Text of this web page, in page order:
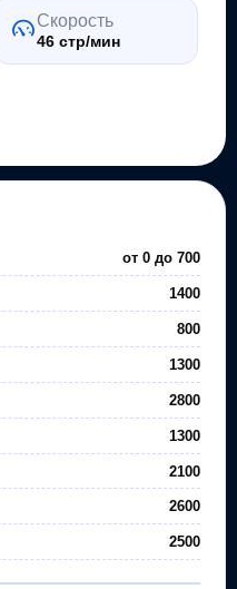
Скорость
46 стр/мин
от 0 до700
1400
800
1300
2800
1300
2100
2600
2500